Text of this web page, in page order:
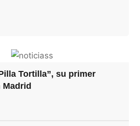
Tortilla”, su primer
Madrid